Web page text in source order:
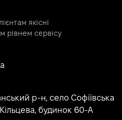
якісні
рівнем сервісу
р-н, село Софіївська
будинок 60-А